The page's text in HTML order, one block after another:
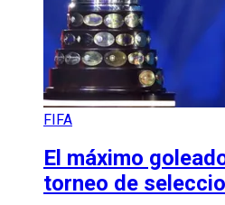
FIFA
El máximo
torneo de